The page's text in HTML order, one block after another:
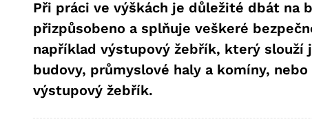
Při práci ve výškách je důležité dbát na
přizpůsobeno a splňuje veškeré
například výstupový žebřík, který slouží
budovy, průmyslové haly a komíny,
výstupový žebřík.